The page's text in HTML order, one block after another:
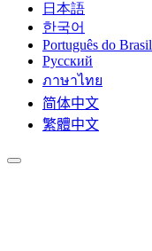
日本語
한국어
Português do Brasil
Русский
ภาษาไทย
简体中文
繁體中文